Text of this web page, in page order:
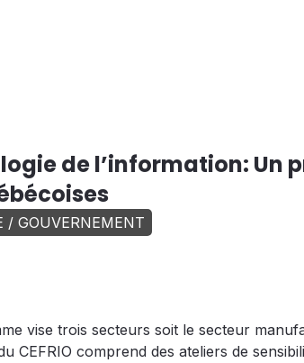
de l’information: Un
/ GOUVERNEMENT
vise trois secteurs soit le secteur
CEFRIO comprend des ateliers de